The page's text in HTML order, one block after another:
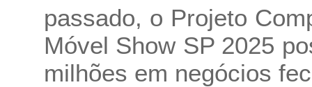
passado, o Projeto
Móvel Show SP 2025
milhões em negócios